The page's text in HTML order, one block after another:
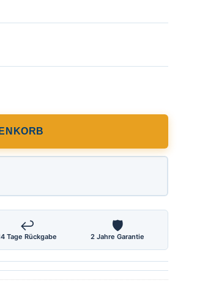
Menge
↩
Tage Rückgabe
🛡
2 Jahre Garantie